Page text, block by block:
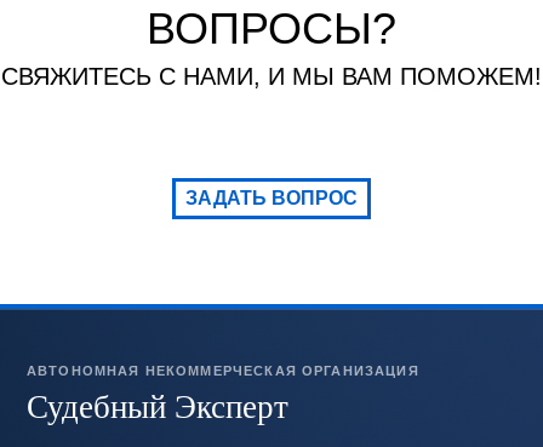
ВОПРОСЫ?
СВЯЖИТЕСЬ С НАМИ, И МЫ ВАМ ПОМОЖЕМ!
ЗАДАТЬ ВОПРОС
АВТОНОМНАЯ НЕКОММЕРЧЕСКАЯ ОРГАНИЗАЦИЯ
Судебный Эксперт